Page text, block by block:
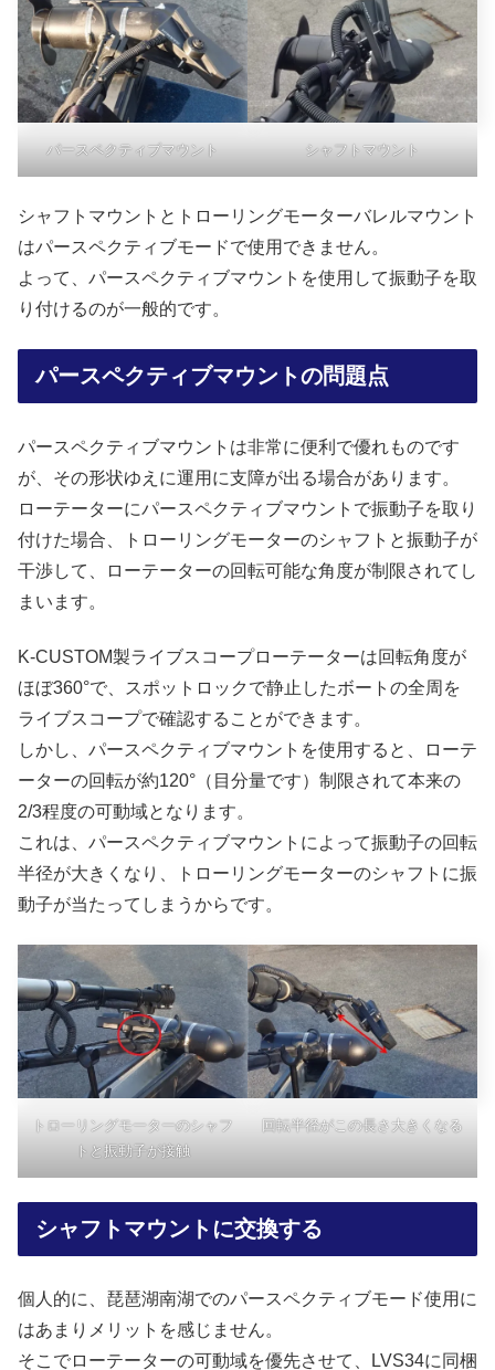
パースペクティブマウント シャフトマウント
シャフトマウントとトローリングモーターバレルマウント
はパースペクティブモードで使用できません。
よって、パースペクティブマウントを使用して振動子を取
り付けるのが一般的です。
パースペクティブマウントの問題点
パースペクティブマウントは非常に便利で優れものです
が、その形状ゆえに運用に支障が出る場合があります。
ローテーターにパースペクティブマウントで振動子を取り
付けた場合、トローリングモーターのシャフトと振動子が
干渉して、ローテーターの回転可能な角度が制限されてし
まいます。
K-CUSTOM製ライブスコープローテーターは回転角度が
ほぼ360°で、スポットロックで静止したボートの全周を
ライブスコープで確認することができます。
しかし、パースペクティブマウントを使用すると、ローテ
ーターの回転が約120°（目分量です）制限されて本来の
2/3程度の可動域となります。
これは、パースペクティブマウントによって振動子の回転
半径が大きくなり、トローリングモーターのシャフトに振
動子が当たってしまうからです。
トローリングモーターのシャフ
トと振動子が接触
回転半径がこの長さ大きくなる
シャフトマウントに交換する
個人的に、琵琶湖南湖でのパースペクティブモード使用に
はあまりメリットを感じません。
そこでローテーターの可動域を優先させて、LVS34に同梱